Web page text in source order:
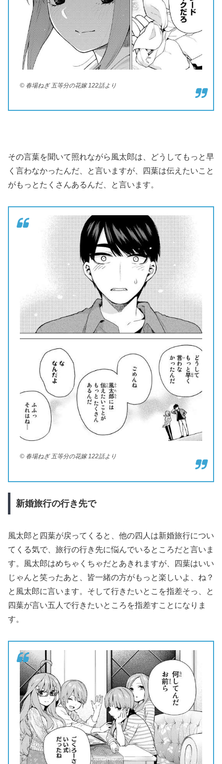
© 春場ねぎ 五等分の花嫁 122話より
その言葉を聞いて照れながら風太郎は、どうしてもっと早
く言わなかったんだ、と言いますが、四葉は伝えたいこと
がもっとたくさんあるんだ、と言います。
© 春場ねぎ 五等分の花嫁 122話より
新婚旅行の行き先で
風太郎と四葉が戻ってくると、他の四人は新婚旅行につい
てくる気で、旅行の行き先に悩んでいるところだと言いま
す。風太郎はめちゃくちゃだとあきれますが、四葉はいい
じゃんと笑ったあと、皆一緒の方がもっと楽しいよ、ね？
と風太郎に言います。そして行きたいとこを指差そっ、と
四葉が言い五人で行きたいところを指差すことになりま
す。